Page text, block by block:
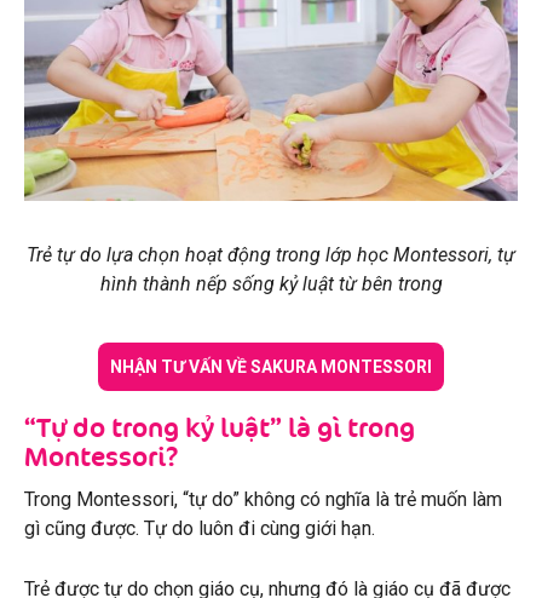
Trẻ tự do lựa chọn hoạt động trong lớp học Montessori, tự
hình thành nếp sống kỷ luật từ bên trong
NHẬN TƯ VẤN VỀ SAKURA MONTESSORI
“Tự do trong kỷ luật” là gì trong
Montessori?
Trong Montessori, “tự do” không có nghĩa là trẻ muốn làm
gì cũng được. Tự do luôn đi cùng giới hạn.
Trẻ được tự do chọn giáo cụ, nhưng đó là giáo cụ đã được